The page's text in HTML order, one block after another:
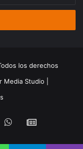
los derechos
Media Studio
WhatsApp
Google
Noticias